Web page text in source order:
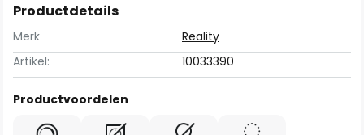
Productdetails
Merk
Reality
Artikel:
10033390
Productvoordelen